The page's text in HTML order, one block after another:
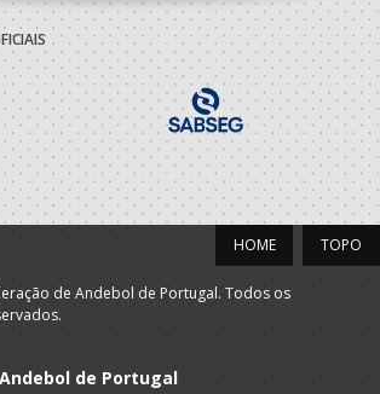
TOPO
HOME
de Andebol de Portugal. Todos os
de Portugal